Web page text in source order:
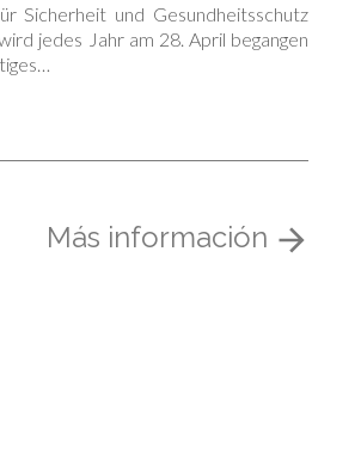
Sicherheit und Gesundheitsschutz
jedes Jahr am 28. April begangen
Más información